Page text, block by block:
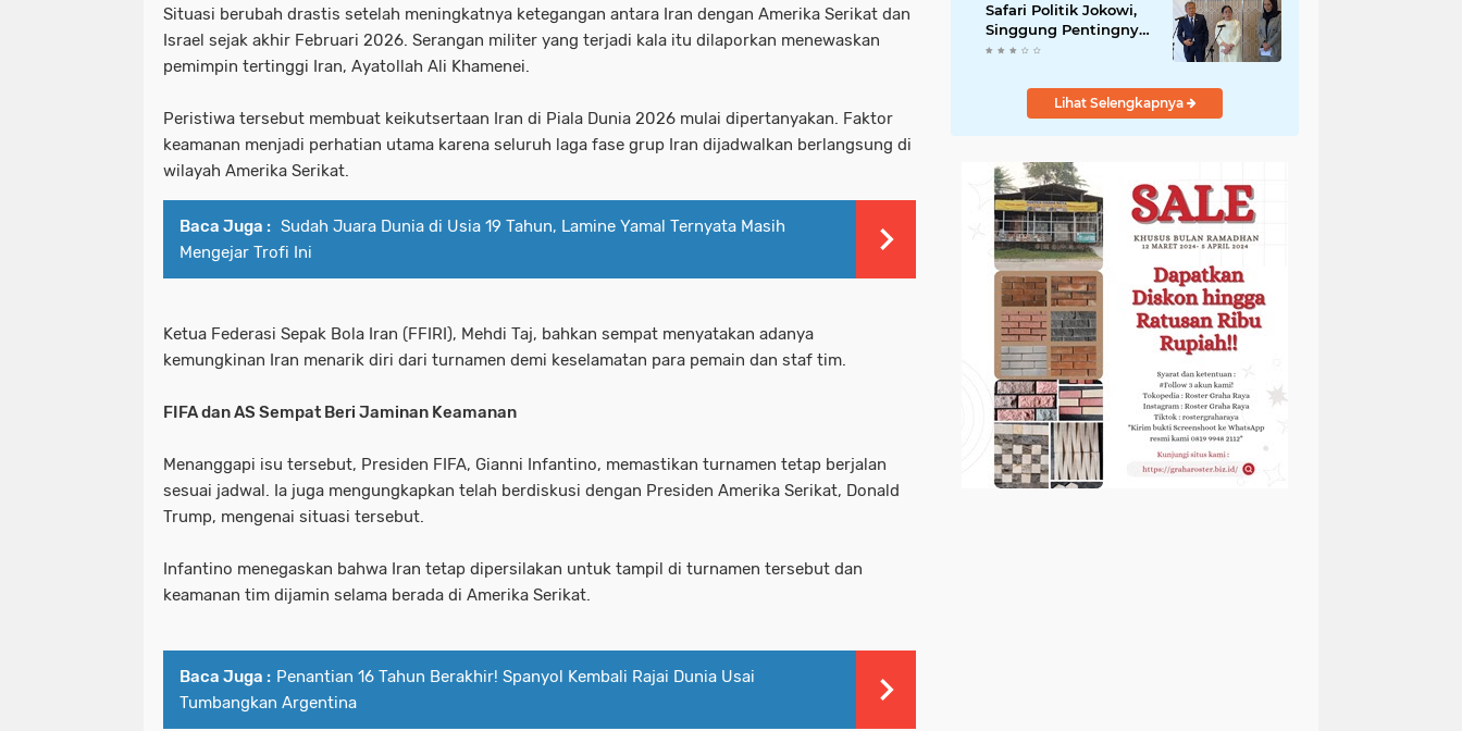
Situasi berubah drastis setelah meningkatnya ketegangan antara Iran dengan Amerika Serikat dan
Israel sejak akhir Februari 2026. Serangan militer yang terjadi kala itu dilaporkan menewaskan
pemimpin tertinggi Iran, Ayatollah Ali Khamenei.
Peristiwa tersebut membuat keikutsertaan Iran di Piala Dunia 2026 mulai dipertanyakan. Faktor
keamanan menjadi perhatian utama karena seluruh laga fase grup Iran dijadwalkan berlangsung di
wilayah Amerika Serikat.
Baca Juga : Sudah Juara Dunia di Usia 19 Tahun, Lamine Yamal Ternyata Masih
Mengejar Trofi Ini
Ketua Federasi Sepak Bola Iran (FFIRI), Mehdi Taj, bahkan sempat menyatakan adanya
kemungkinan Iran menarik diri dari turnamen demi keselamatan para pemain dan staf tim.
FIFA dan AS Sempat Beri Jaminan Keamanan
Menanggapi isu tersebut, Presiden FIFA, Gianni Infantino, memastikan turnamen tetap berjalan
sesuai jadwal. Ia juga mengungkapkan telah berdiskusi dengan Presiden Amerika Serikat, Donald
Trump, mengenai situasi tersebut.
Infantino menegaskan bahwa Iran tetap dipersilakan untuk tampil di turnamen tersebut dan
keamanan tim dijamin selama berada di Amerika Serikat.
Baca Juga : Penantian 16 Tahun Berakhir! Spanyol Kembali Rajai Dunia Usai
Tumbangkan Argentina
Safari Politik Jokowi,
Singgung Pentingnya
Jaga Kondisi Tetap
Lihat Selengkapnya